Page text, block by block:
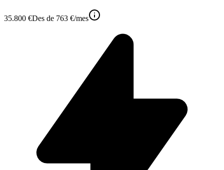
35.800 €Des de 763 €/mes